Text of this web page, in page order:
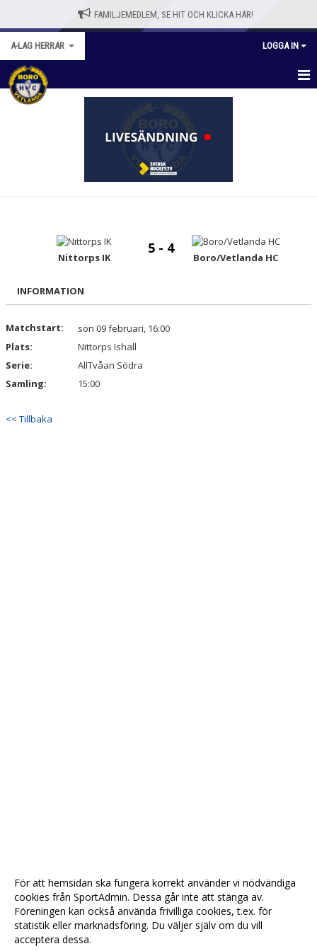
FAMILJEMEDLEM, SE HIT OCH KLICKA HÄR!
A-LAG HERRAR LOGGA IN
HEM
BILDGALLERI
DOKUMENT
TABELL
Nittorps IK
5 - 4
Boro/Vetlanda HC
INFORMATION
Matchstart:
sön 09 februari, 16:00
Plats:
Nittorps Ishall
Serie:
AllTvåan Södra
Samling:
15:00
<< Tillbaka
För att hemsidan ska fungera korrekt använder vi nödvändiga
cookies från SportAdmin. Dessa går inte att stänga av.
Föreningen kan också använda frivilliga cookies, t.ex. för
statistik eller marknadsföring. Du väljer själv om du vill
acceptera dessa.